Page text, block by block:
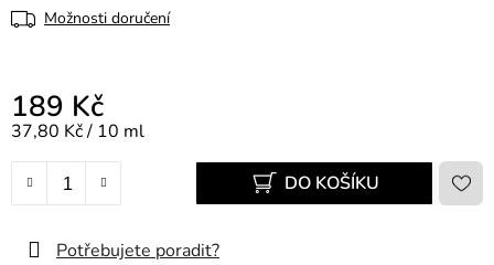
Možnosti doručení
189 Kč
Měrná cena:
37,80 Kč / 10 ml
DO KOŠÍKU
Potřebujete poradit?